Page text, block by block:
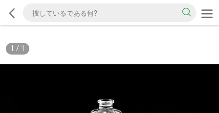
1 / 1